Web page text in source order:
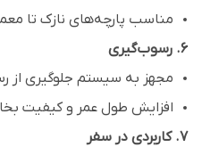
مناسب پارچه‌های نازک تا
۶. رسوب‌گیری
مجهز به سیستم جلوگیری از
افزایش طول عمر و کیفیت
۷. کاربردی در سفر